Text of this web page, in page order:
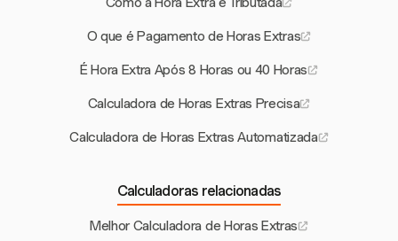
O que é Pagamento de Horas Extras
É Hora Extra Após 8 Horas ou 40 Horas
Calculadora de Horas Extras Precisa
Calculadora de Horas Extras Automatizada
Calculadoras relacionadas
Melhor Calculadora de Horas Extras